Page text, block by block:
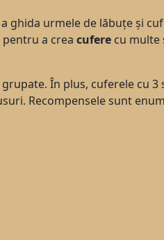
ghida urmele de lăbuțe și
a crea cufere cu multe
În plus, cuferele cu
Recompensele sunt